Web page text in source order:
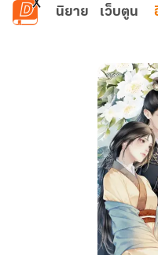
ข้ามไปยังเนื้อหาหลัก
นิยาย เว็บตูน